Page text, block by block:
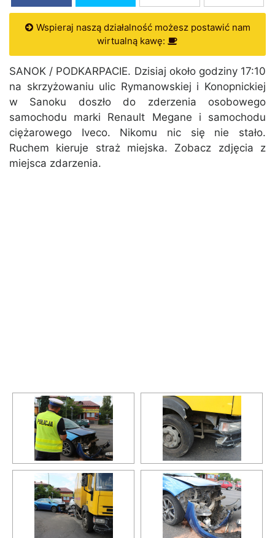
Wspieraj naszą działalność możesz postawić nam
wirtualną kawę:
SANOK / PODKARPACIE. Dzisiaj około godziny 17:10
na skrzyżowaniu ulic Rymanowskiej i Konopnickiej
w Sanoku doszło do zderzenia osobowego
samochodu marki Renault Megane i samochodu
ciężarowego Iveco. Nikomu nic się nie stało.
Ruchem kieruje straż miejska. Zobacz zdjęcia z
miejsca zdarzenia.